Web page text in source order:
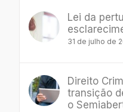
Lei da
31 de julho de
Direito
transição
o